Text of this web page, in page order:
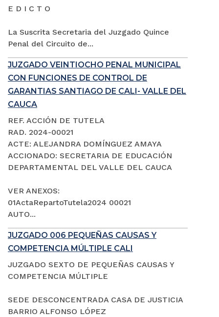
E D I C T O
La Suscrita Secretaria del Juzgado Quince
Penal del Circuito de...
JUZGADO VEINTIOCHO PENAL MUNICIPAL
CON FUNCIONES DE CONTROL DE
GARANTIAS SANTIAGO DE CALI- VALLE DEL
CAUCA
REF. ACCIÓN DE TUTELA
RAD. 2024-00021
ACTE: ALEJANDRA DOMÍNGUEZ AMAYA
ACCIONADO: SECRETARIA DE EDUCACIÓN
DEPARTAMENTAL DEL VALLE DEL CAUCA
VER ANEXOS:
01ActaRepartoTutela2024 00021
AUTO...
JUZGADO 006 PEQUEÑAS CAUSAS Y
COMPETENCIA MÚLTIPLE CALI
JUZGADO SEXTO DE PEQUEÑAS CAUSAS Y
COMPETENCIA MÚLTIPLE
SEDE DESCONCENTRADA CASA DE JUSTICIA
BARRIO ALFONSO LÓPEZ